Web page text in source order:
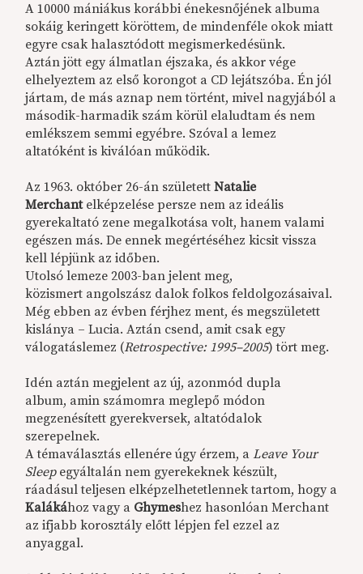
A 10000 mániákus korábbi énekesnőjének albuma
sokáig keringett köröttem, de mindenféle okok miatt
egyre csak halasztódott megismerkedésünk.
Aztán jött egy álmatlan éjszaka, és akkor vége
elhelyeztem az első korongot a CD lejátszóba. Én jól
jártam, de más aznap nem történt, mivel nagyjából a
második-harmadik szám körül elaludtam és nem
emlékszem semmi egyébre. Szóval a lemez
altatóként is kiválóan működik.
Az 1963. október 26-án születettNatalie
Merchantelképzelése persze nem az ideális
gyerekaltató zene megalkotása volt, hanem valami
egészen más. De ennek megértéséhez kicsit vissza
kell lépjünk az időben.
Utolsó lemeze 2003-ban jelent meg,
közismert angolszász dalok folkos feldolgozásaival.
Még ebben az évben férjhez ment, és megszületett
kislánya – Lucia. Aztán csend, amit csak egy
válogatáslemez (Retrospective: 1995–2005) tört meg.
Idén aztán megjelent az új, azonmód dupla
album, amin számomra meglepő módon
megzenésített gyerekversek, altatódalok
szerepelnek.
A témaválasztás ellenére úgy érzem, aLeave Your
Sleepegyáltalán nem gyerekeknek készült,
ráadásul teljesen elképzelhetetlennek tartom, hogy a
Kalákához vagy a Ghymeshez hasonlóan Merchant
az ifjabb korosztály előtt lépjen fel ezzel az
anyaggal.